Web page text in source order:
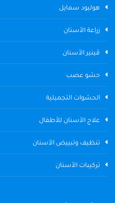
هوليود سمايل
زراعة الأسنان
ڤينير الأسنان
حشو عصب
الحشوات التجميلية
علاج الأسنان للأطفال
تنظيف وتبييض الأسنان
تركيبات الأسنان